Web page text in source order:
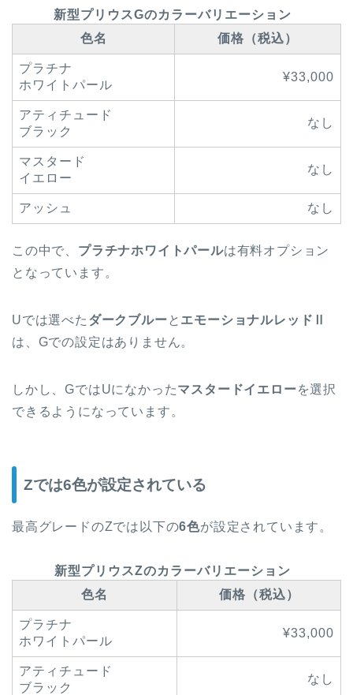
新型プリウスGのカラーバリエーション
色名
価格（税込）
プラチナ
ホワイトパール
¥33,000
アティチュード
ブラック
なし
マスタード
イエロー
なし
アッシュ なし
この中で、 プラチナホワイトパールは有料オプション
となっています。
Uでは選べた ダークブルー と エモーショナルレッドⅡ
は、Gでの設定はありません。
しかし、GではUになかったマスタードイエローを選択
できるようになっています。
Zでは6色が設定されている
最高グレードのZでは以下の6色が設定されています。
新型プリウスZのカラーバリエーション
色名
価格（税込）
プラチナ
ホワイトパール
¥33,000
アティチュード
ブラック
なし